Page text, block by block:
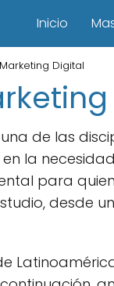
Inicio
Digital
de las
la
para
desde